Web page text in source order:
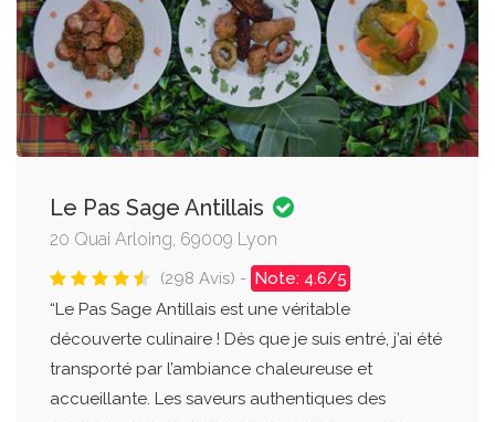
Le Pas Sage Antillais
20 Quai Arloing, 69009 Lyon
(298 Avis) - Note: 4.6/5
“Le Pas Sage Antillais est une véritable
découverte culinaire ! Dès que je suis entré, j’ai été
transporté par l’ambiance chaleureuse et
accueillante. Les saveurs authentiques des